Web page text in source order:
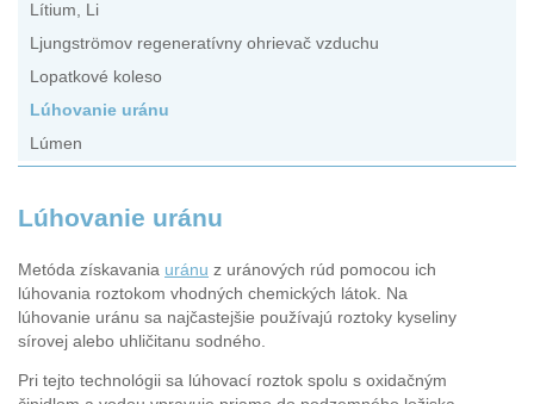
Lítium, Li
Ljungströmov regeneratívny ohrievač vzduchu
Lopatkové koleso
Lúhovanie uránu
Lúmen
Lúhovanie uránu
Metóda získavania uránu z uránových rúd pomocou ich
lúhovania roztokom vhodných chemických látok. Na
lúhovanie uránu sa najčastejšie používajú roztoky kyseliny
sírovej alebo uhličitanu sodného.
Pri tejto technológii sa lúhovací roztok spolu s oxidačným